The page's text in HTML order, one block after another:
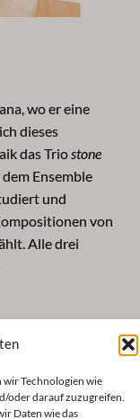
wir Technologien wie
oder darauf zuzugreifen.
Daten wie das
wo er eine
dieses
das Triostone
Ensemble
und
von
Alle drei